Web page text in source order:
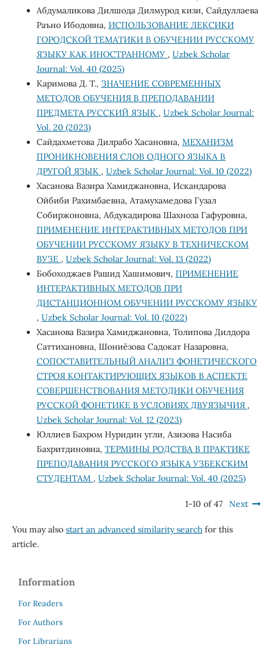
Абдумаликова Дилшода Дилмурод кизи, Сайдуллаева
Раъно Ибодовна, ИСПОЛЬЗОВАНИЕ ЛЕКСИКИ
ГОРОДСКОЙ ТЕМАТИКИ В ОБУЧЕНИИ РУССКОМУ
ЯЗЫКУ КАК ИНОСТРАННОМУ , Uzbek Scholar
Journal: Vol. 40 (2025)
Каримова Д. Т., ЗНАЧЕНИЕ СОВРЕМЕННЫХ
МЕТОДОВ ОБУЧЕНИЯ В ПРЕПОДАВАНИИ
ПРЕДМЕТА РУССКИЙ ЯЗЫК , Uzbek Scholar Journal:
Vol. 20 (2023)
Сайдахметова Дилрабо Хасановна, МЕХАНИЗМ
ПРОНИКНОВЕНИЯ СЛОВ ОДНОГО ЯЗЫКА В
ДРУГОЙ ЯЗЫК , Uzbek Scholar Journal: Vol. 10 (2022)
Хасанова Вазира Хамиджановна, Искандарова
Ойбиби Рахимбаевна, Атамухамедова Гузал
Собиржоновна, Абдукадирова Шахноза Гафуровна,
ПРИМЕНЕНИЕ ИНТЕРАКТИВНЫХ МЕТОДОВ ПРИ
ОБУЧЕНИИ РУССКОМУ ЯЗЫКУ В ТЕХНИЧЕСКОМ
ВУЗЕ , Uzbek Scholar Journal: Vol. 13 (2022)
Бобоходжаев Рашид Хашимович, ПРИМЕНЕНИЕ
ИНТЕРАКТИВНЫХ МЕТОДОВ ПРИ
ДИСТАНЦИОННОМ ОБУЧЕНИИ РУССКОМУ ЯЗЫКУ
, Uzbek Scholar Journal: Vol. 10 (2022)
Хасанова Вазира Хамиджановна, Толипова Дилдора
Саттихановна, Шониёзова Садокат Назаровна,
СОПОСТАВИТЕЛЬНЫЙ АНАЛИЗ ФОНЕТИЧЕСКОГО
СТРОЯ КОНТАКТИРУЮЩИХ ЯЗЫКОВ В АСПЕКТЕ
СОВЕРШЕНСТВОВАНИЯ МЕТОДИКИ ОБУЧЕНИЯ
РУССКОЙ ФОНЕТИКЕ В УСЛОВИЯХ ДВУЯЗЫЧИЯ ,
Uzbek Scholar Journal: Vol. 12 (2023)
Юллиев Бахром Нуридин угли, Азизова Насиба
Бахритдиновна, ТЕРМИНЫ РОДСТВА В ПРАКТИКЕ
ПРЕПОДАВАНИЯ РУССКОГО ЯЗЫКА УЗБЕКСКИМ
СТУДЕНТАМ , Uzbek Scholar Journal: Vol. 40 (2025)
1-10 of 47 Next
You may also start an advanced similarity searchfor this
article.
Information
For Readers
For Authors
For Librarians